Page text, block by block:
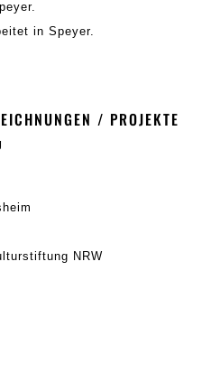
in Speyer.
/ PROJEKTE
NRW